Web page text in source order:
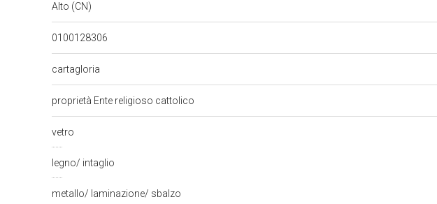
Alto (CN)
0100128306
cartagloria
proprietà Ente religioso cattolico
vetro
legno/ intaglio
metallo/ laminazione/ sbalzo